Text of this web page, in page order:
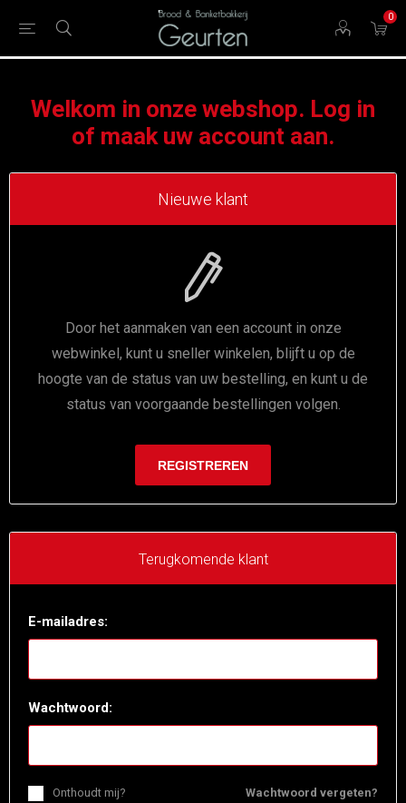
0
Welkom in onze webshop. Log in
of maak uw account aan.
Nieuwe klant
Door het aanmaken van een account in onze
webwinkel, kunt u sneller winkelen, blijft u op de
hoogte van de status van uw bestelling, en kunt u de
status van voorgaande bestellingen volgen.
Terugkomende klant
E-mailadres:
Wachtwoord:
Wachtwoord vergeten?
Onthoudt mij?